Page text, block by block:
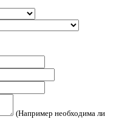
(Например необходима ли